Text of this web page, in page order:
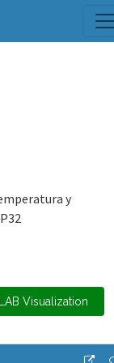
y
Visualization